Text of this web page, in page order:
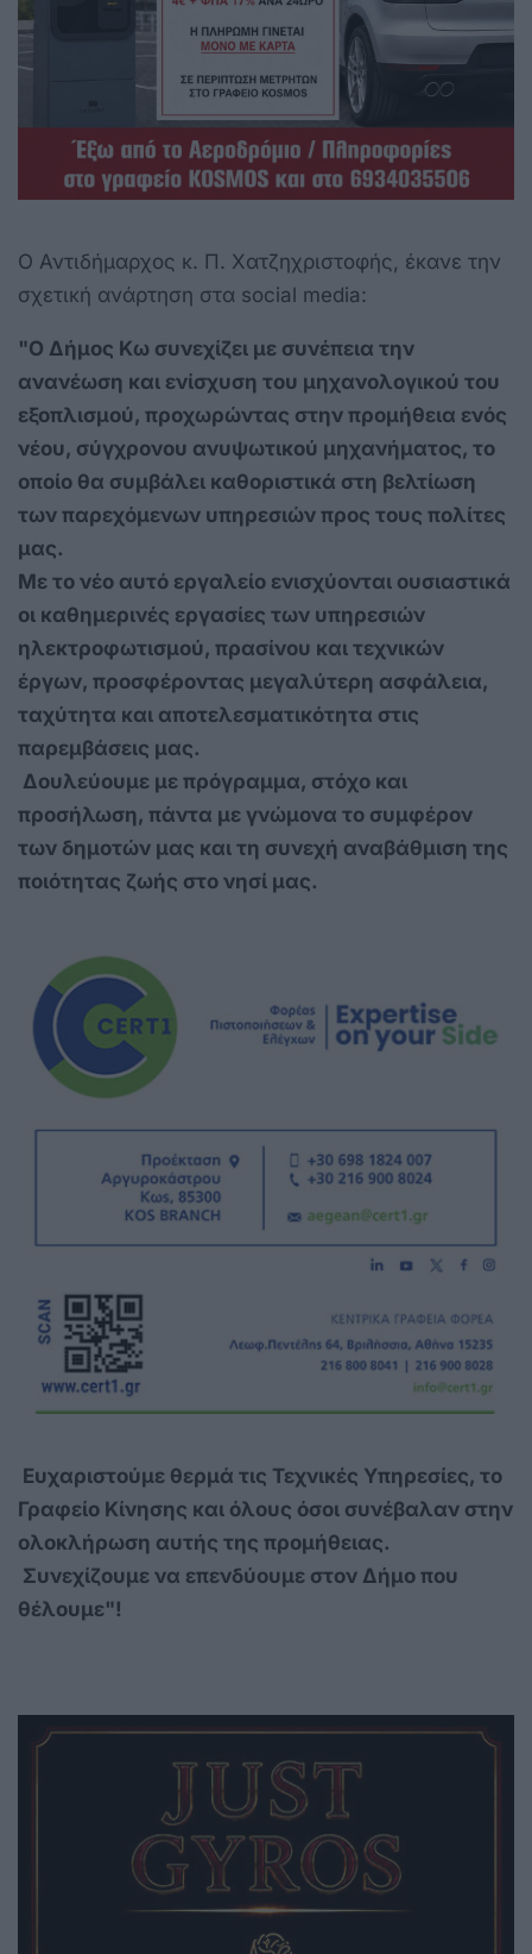
Ο Αντιδήμαρχος κ. Π. Χατζηχριστοφής, έκανε την
σχετική ανάρτηση στα social media:
"Ο Δήμος Κω συνεχίζει με συνέπεια την
ανανέωση και ενίσχυση του μηχανολογικού του
εξοπλισμού, προχωρώντας στην προμήθεια ενός
νέου, σύγχρονου ανυψωτικού μηχανήματος, το
οποίο θα συμβάλει καθοριστικά στη βελτίωση
των παρεχόμενων υπηρεσιών προς τους πολίτες
μας.
Με το νέο αυτό εργαλείο ενισχύονται ουσιαστικά
οι καθημερινές εργασίες των υπηρεσιών
ηλεκτροφωτισμού, πρασίνου και τεχνικών
έργων, προσφέροντας μεγαλύτερη ασφάλεια,
ταχύτητα και αποτελεσματικότητα στις
παρεμβάσεις μας.
Δουλεύουμε με πρόγραμμα, στόχο και
προσήλωση, πάντα με γνώμονα το συμφέρον
των δημοτών μας και τη συνεχή αναβάθμιση της
ποιότητας ζωής στο νησί μας.
Ευχαριστούμε θερμά τις Τεχνικές Υπηρεσίες, το
Γραφείο Κίνησης και όλους όσοι συνέβαλαν στην
ολοκλήρωση αυτής της προμήθειας.
Συνεχίζουμε να επενδύουμε στον Δήμο που
θέλουμε"!